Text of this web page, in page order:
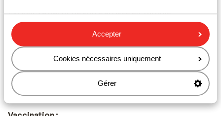
Accepter
Cookies nécessaires uniquement
Gérer
150 jours à partir de votre arrivée en Turquie.
Visa :
Si vous disposez d'un passeport français, vous n'avez
pas besoin de Visa. Les ressortissants français n’ont
pas besoin d’un visa pour se rendre en Turquie à
condition que leur séjour ne dépasse pas 90 jours.